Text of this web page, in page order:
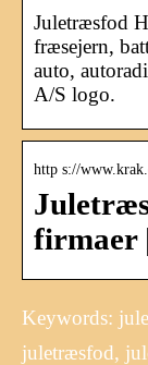
Juletræsfod
fræsejern,
auto,
A/S logo.
http s://
firmaer
Keywords:
juletræsfod,